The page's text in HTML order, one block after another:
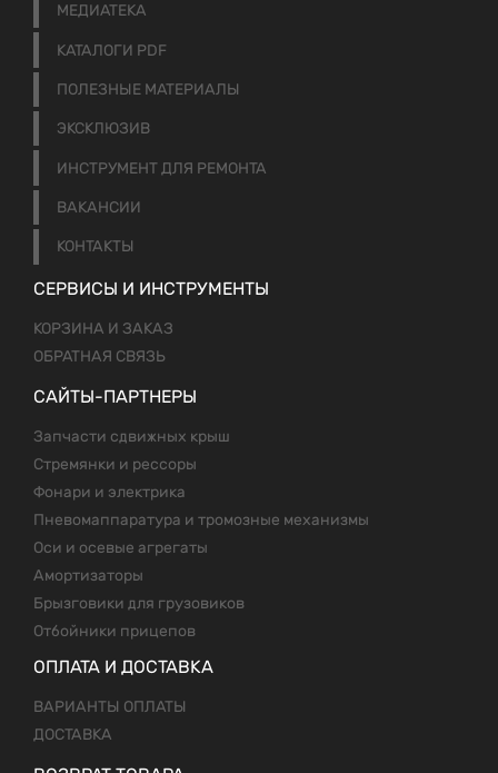
МЕДИАТЕКА
КАТАЛОГИ PDF
ПОЛЕЗНЫЕ МАТЕРИАЛЫ
ЭКСКЛЮЗИВ
ИНСТРУМЕНТ ДЛЯ РЕМОНТА
ВАКАНСИИ
КОНТАКТЫ
СЕРВИСЫ И ИНСТРУМЕНТЫ
КОРЗИНА И ЗАКАЗ
ОБРАТНАЯ СВЯЗЬ
САЙТЫ-ПАРТНЕРЫ
Запчасти сдвижных крыш
Стремянки и рессоры
Фонари и электрика
Пневомаппаратура и тромозные механизмы
Оси и осевые агрегаты
Амортизаторы
Брызговики для грузовиков
Отбойники прицепов
ОПЛАТА И ДОСТАВКА
ВАРИАНТЫ ОПЛАТЫ
ДОСТАВКА